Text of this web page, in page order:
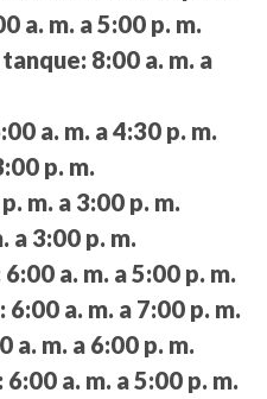
a. m. a 5:00 p. m.
8:00 a. m. a
a. m. a 4:30 p. m.
p. m.
m. a 3:00 p. m.
a 3:00 p. m.
6:00 a. m. a 5:00 p. m.
6:00 a. m. a 7:00 p. m.
a. m. a 6:00 p. m.
6:00 a. m. a 5:00 p. m.